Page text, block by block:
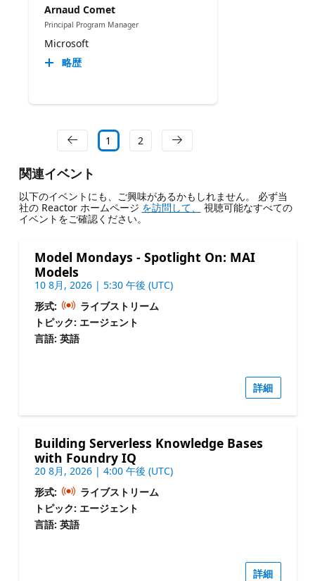
Arnaud Comet
Principal Program Manager
Microsoft
略歴
1 2
関連イベント
以下のイベントにも、ご興味があるかもしれません。 必ず当
社の Reactor ホームページ を訪問して、
視聴可能なすべての
イベントをご確認ください。
Model Mondays - Spotlight On: MAI
Models
10 8月, 2026 | 5:30 午後 (UTC)
形式:
ライブストリーム
トピック: エージェント
言語: 英語
詳細
Building Serverless Knowledge Bases
with Foundry IQ
20 8月, 2026 | 4:00 午後 (UTC)
形式:
ライブストリーム
トピック: エージェント
言語: 英語
詳細